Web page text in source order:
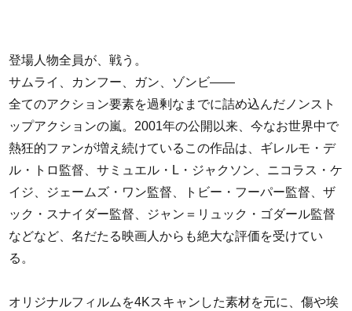
登場人物全員が、戦う。
サムライ、カンフー、ガン、ゾンビ――
全てのアクション要素を過剰なまでに詰め込んだノンスト
ップアクションの嵐。2001年の公開以来、今なお世界中で
熱狂的ファンが増え続けているこの作品は、ギレルモ・デ
ル・トロ監督、サミュエル・L・ジャクソン、ニコラス・ケ
イジ、ジェームズ・ワン監督、トビー・フーパー監督、ザ
ック・スナイダー監督、ジャン＝リュック・ゴダール監督
などなど、名だたる映画人からも絶大な評価を受けてい
る。
オリジナルフィルムを4Kスキャンした素材を元に、傷や埃